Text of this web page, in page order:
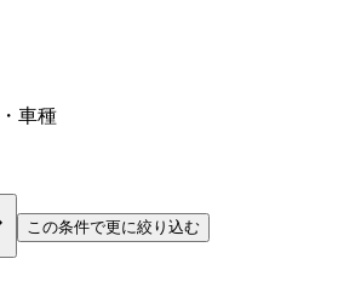
車種
この条件で更に絞り込む